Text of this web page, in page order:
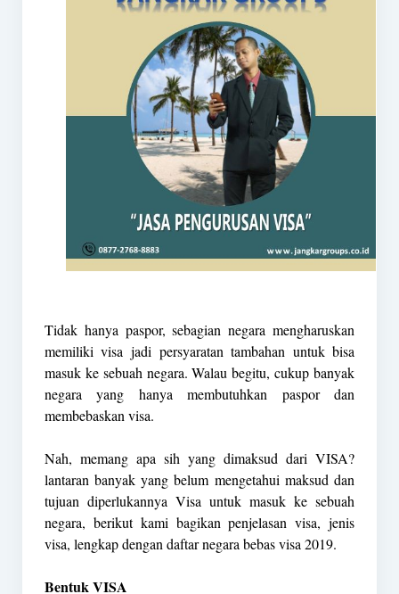
Tidak hanya paspor, sebagian negara mengharuskan
memiliki visa jadi persyaratan tambahan untuk bisa
masuk ke sebuah negara. Walau begitu, cukup banyak
negara yang hanya membutuhkan paspor dan
membebaskan visa.
Nah, memang apa sih yang dimaksud dari VISA?
lantaran banyak yang belum mengetahui maksud dan
tujuan diperlukannya Visa untuk masuk ke sebuah
negara, berikut kami bagikan penjelasan visa, jenis
visa, lengkap dengan daftar negara bebas visa 2019.
Bentuk VISA